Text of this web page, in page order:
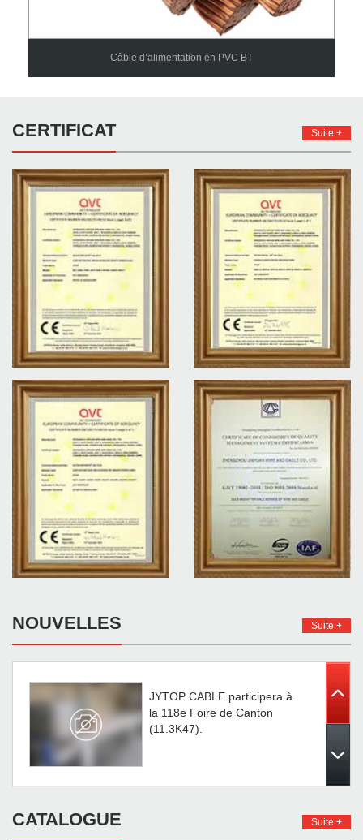
Câble d’alimentation en PVC BT
CERTIFICAT Suite +
NOUVELLES Suite +
JYTOP CABLE participera à
la 118e Foire de Canton
(11.3K47).
(11.3L03)
JYTOP CABLE participera à
la 118e Foire de Canton
(11.3K47).
CATALOGUE Suite +